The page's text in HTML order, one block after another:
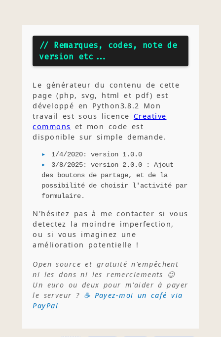
// Remarques, codes, note de
version etc...
Le générateur du contenu de cette
page (php, svg, html et pdf) est
développé en Python3.8.2 Mon
travail est sous licence Creative
commons et mon code est
disponible sur simple demande.
1/4/2020: version 1.0.0
3/8/2025: version 2.0.0 : Ajout
des boutons de partage, et de la
possibilité de choisir l'activité par
formulaire.
N'hésitez pas à me contacter si vous
detectez la moindre imperfection,
ou si vous imaginez une
amélioration potentielle !
Open source et gratuité n'empêchent
ni les dons ni les remerciements 😉
Un euro ou deux pour m'aider à payer
le serveur ? ☕ Payez-moi un café via
PayPal